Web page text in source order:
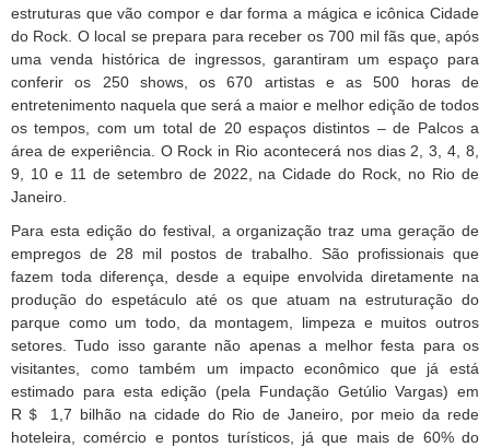
estruturas que vão compor e dar forma a mágica e icônica Cidade
do Rock. O local se prepara para receber os 700 mil fãs que, após
uma venda histórica de ingressos, garantiram um espaço para
conferir os 250 shows, os 670 artistas e as 500 horas de
entretenimento naquela que será a maior e melhor edição de todos
os tempos, com um total de 20 espaços distintos – de Palcos a
área de experiência. O Rock in Rio acontecerá nos dias 2, 3, 4, 8,
9, 10 e 11 de setembro de 2022, na Cidade do Rock, no Rio de
Janeiro.
Para esta edição do festival, a organização traz uma geração de
empregos de 28 mil postos de trabalho. São profissionais que
fazem toda diferença, desde a equipe envolvida diretamente na
produção do espetáculo até os que atuam na estruturação do
parque como um todo, da montagem, limpeza e muitos outros
setores. Tudo isso garante não apenas a melhor festa para os
visitantes, como também um impacto econômico que já está
estimado para esta edição (pela Fundação Getúlio Vargas) em
R＄ 1,7 bilhão na cidade do Rio de Janeiro, por meio da rede
hoteleira, comércio e pontos turísticos, já que mais de 60% do